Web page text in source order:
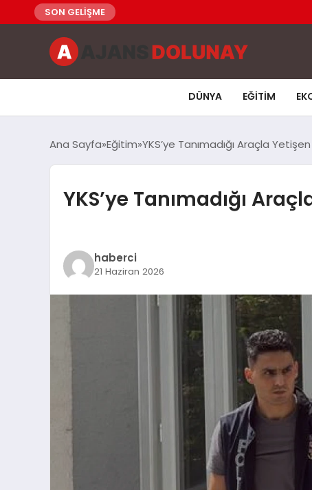
SON GELİŞME
DÜNYA EĞITIM
Ana Sayfa Eğitim YKS’ye Tanımadığı Araçla
YKS’ye Tanımadığı
haberci
21 Haziran 2026